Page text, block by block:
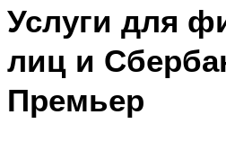
Услуги для
лиц и
Премьер